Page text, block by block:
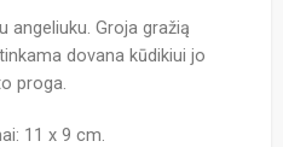
angeliuku. Groja gražią
dovana kūdikiui jo
proga.
11 x 9 cm.